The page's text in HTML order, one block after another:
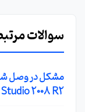
سوالات
2008 R2